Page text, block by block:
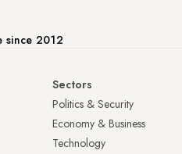
since 2012
Sectors
Politics & Security
Economy & Business
Technology